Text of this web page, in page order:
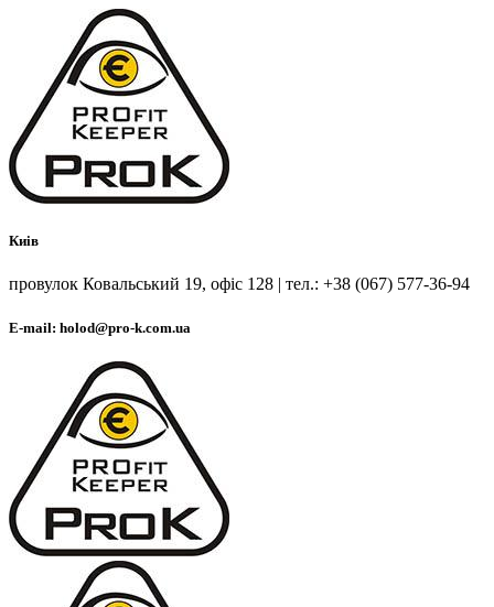
Киів
провулок Ковальський 19, офіс 128 | тел.: +38 (067) 577-36-94
E-mail: holod@pro-k.com.ua